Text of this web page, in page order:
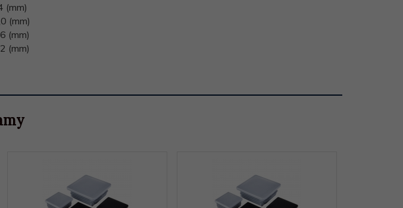
(mm)
(mm)
(mm)
(mm)